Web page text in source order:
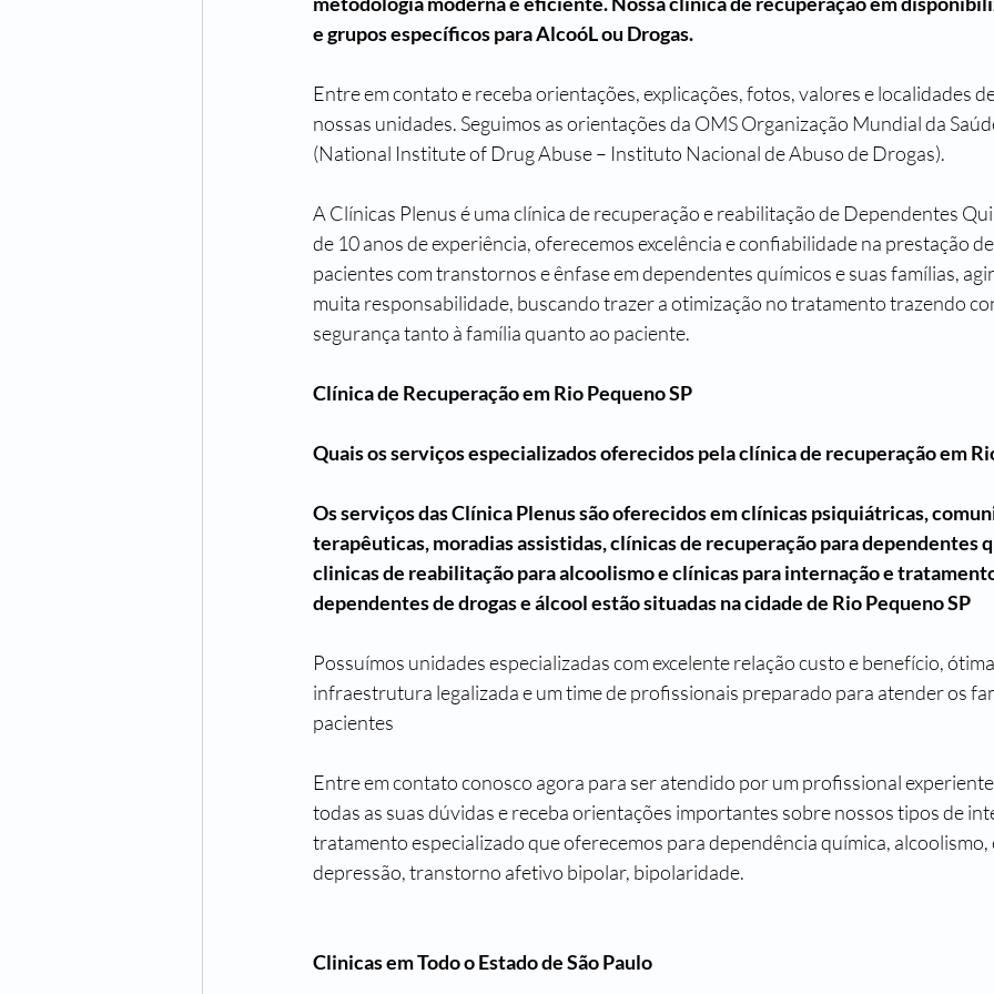
e grupos específicos para AlcoóL ou Drogas.
Entre em contato e receba orientações, explicações, fotos, valores e localidades
nossas unidades. Seguimos as orientações da OMS Organização Mundial da
(National Institute of Drug Abuse – Instituto Nacional de Abuso de Drogas).
A Clínicas Plenus é uma clínica de recuperação e reabilitação de Dependentes
de 10 anos de experiência, oferecemos excelência e confiabilidade na prestação
pacientes com transtornos e ênfase em dependentes químicos e suas famílias,
muita responsabilidade, buscando trazer a otimização no tratamento trazendo
segurança tanto à família quanto ao paciente.
Clínica de Recuperação em Rio Pequeno SP
Quais os serviços especializados oferecidos pela clínica de recuperação em
Os serviços das Clínica Plenus são oferecidos em clínicas psiquiátricas,
terapêuticas, moradias assistidas, clínicas de recuperação para dependentes
clinicas de reabilitação para alcoolismo e clínicas para internação e
dependentes de drogas e álcool estão situadas na cidade de Rio Pequeno SP
Possuímos unidades especializadas com excelente relação custo e benefício,
infraestrutura legalizada e um time de profissionais preparado para atender os
pacientes
Entre em contato conosco agora para ser atendido por um profissional
todas as suas dúvidas e receba orientações importantes sobre nossos tipos de
tratamento especializado que oferecemos para dependência química,
depressão, transtorno afetivo bipolar, bipolaridade.
Clinicas em Todo o Estado de São Paulo